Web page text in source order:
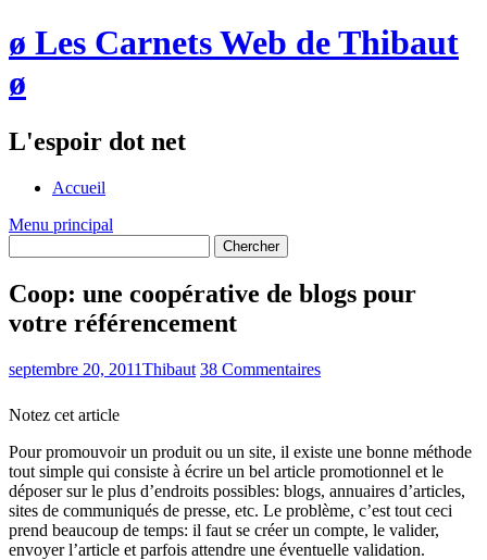
ø Les Carnets Web de Thibaut
ø
L'espoir dot net
Accueil
Menu principal
Coop: une coopérative de blogs pour
votre référencement
septembre 20, 2011Thibaut 38 Commentaires
Notez cet article
Pour promouvoir un produit ou un site, il existe une bonne méthode
tout simple qui consiste à écrire un bel article promotionnel et le
déposer sur le plus d’endroits possibles: blogs, annuaires d’articles,
sites de communiqués de presse, etc. Le problème, c’est tout ceci
prend beaucoup de temps: il faut se créer un compte, le valider,
envoyer l’article et parfois attendre une éventuelle validation.